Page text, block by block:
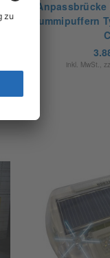
Gummipuffern
inkl. MwSt.,